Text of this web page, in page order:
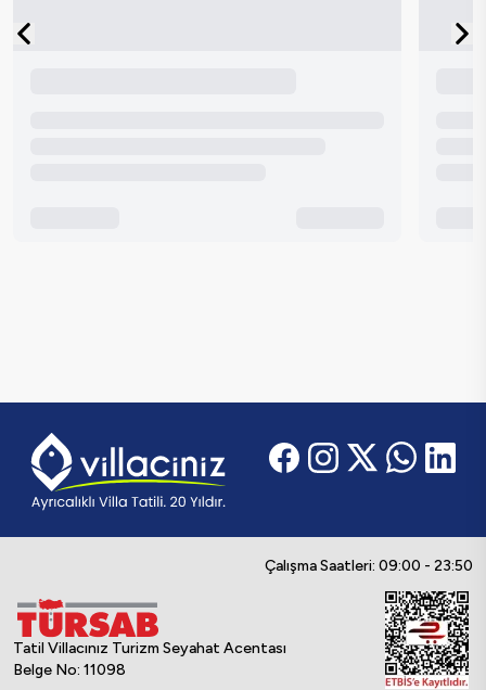
Çalışma Saatleri: 09:00 - 23:50
Tatil Villacınız Turizm Seyahat Acentası
Belge No: 11098